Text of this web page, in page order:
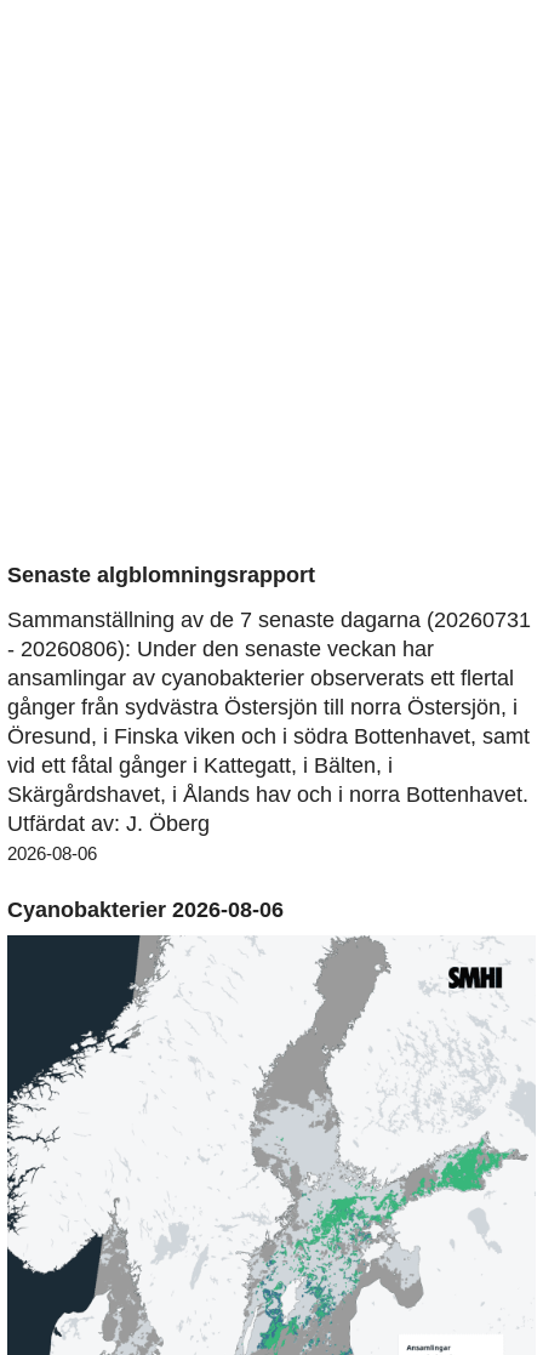
Senaste algblomningsrapport
Sammanställning av de 7 senaste dagarna (20260731
- 20260806): Under den senaste veckan har
ansamlingar av cyanobakterier observerats ett flertal
gånger från sydvästra Östersjön till norra Östersjön, i
Öresund, i Finska viken och i södra Bottenhavet, samt
vid ett fåtal gånger i Kattegatt, i Bälten, i
Skärgårdshavet, i Ålands hav och i norra Bottenhavet.
Utfärdat av: J. Öberg
2026-08-06
Cyanobakterier 2026-08-06